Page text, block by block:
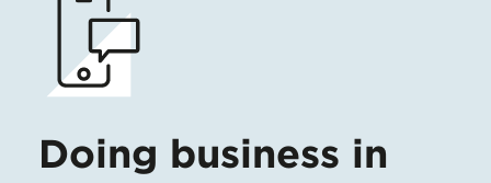
Doing business in